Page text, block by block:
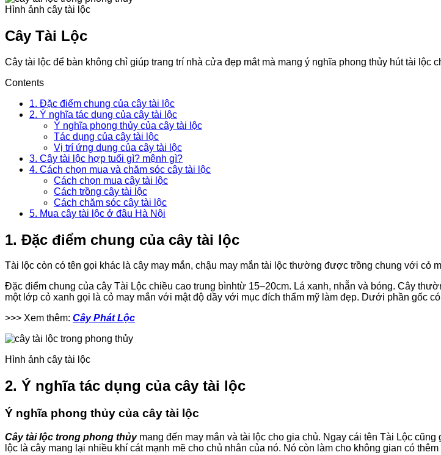
Hình ảnh cây tài lộc
Cây Tài Lộc
Cây tài lộc để bàn không chỉ giúp trang trí nhà cửa đẹp mắt mà mang ý nghĩa phong thủy hút tài lộc
Contents
1. Đặc điểm chung của cây tài lộc
2. Ý nghĩa tác dụng của cây tài lộc
Ý nghĩa phong thủy của cây tài lộc
Tác dụng của cây tài lộc
Vị trí ứng dụng của cây tài lộc
3. Cây tài lộc hợp tuổi gì? mệnh gì?
4. Cách chọn mua và chăm sóc cây tài lộc
Cách chọn mua cây tài lộc
Cách trồng cây tài lộc
Cách chăm sóc cây tài lộc
5. Mua cây tài lộc ở đâu Hà Nội
1. Đặc điểm chung của cây tài lộc
Tài lộc còn có tên gọi khác là cây may mắn, chậu may mắn tài lộc thường được trồng chung với cỏ
Đặc điểm chung của cây Tài Lộc chiều cao trung bìnhtừ 15–20cm. Lá xanh, nhẵn và bóng. Cây
một lớp cỏ xanh gọi là cỏ may mắn với mật độ dầy với mục đích thẩm mỹ làm đẹp. Dưới phần gốc
>>> Xem thêm: Cây Phát Lộc
Hình ảnh cây tài lộc
2. Ý nghĩa tác dụng của cây tài lộc
Ý nghĩa phong thủy của cây tài lộc
Cây tài lộc trong phong thủymang đến may mắn và tài lộc cho gia chủ. Ngay cái tên Tài Lộc
lộc là cây mang lại nhiều khí cát mạnh mẽ cho chủ nhân của nó. Nó còn làm cho không gian có